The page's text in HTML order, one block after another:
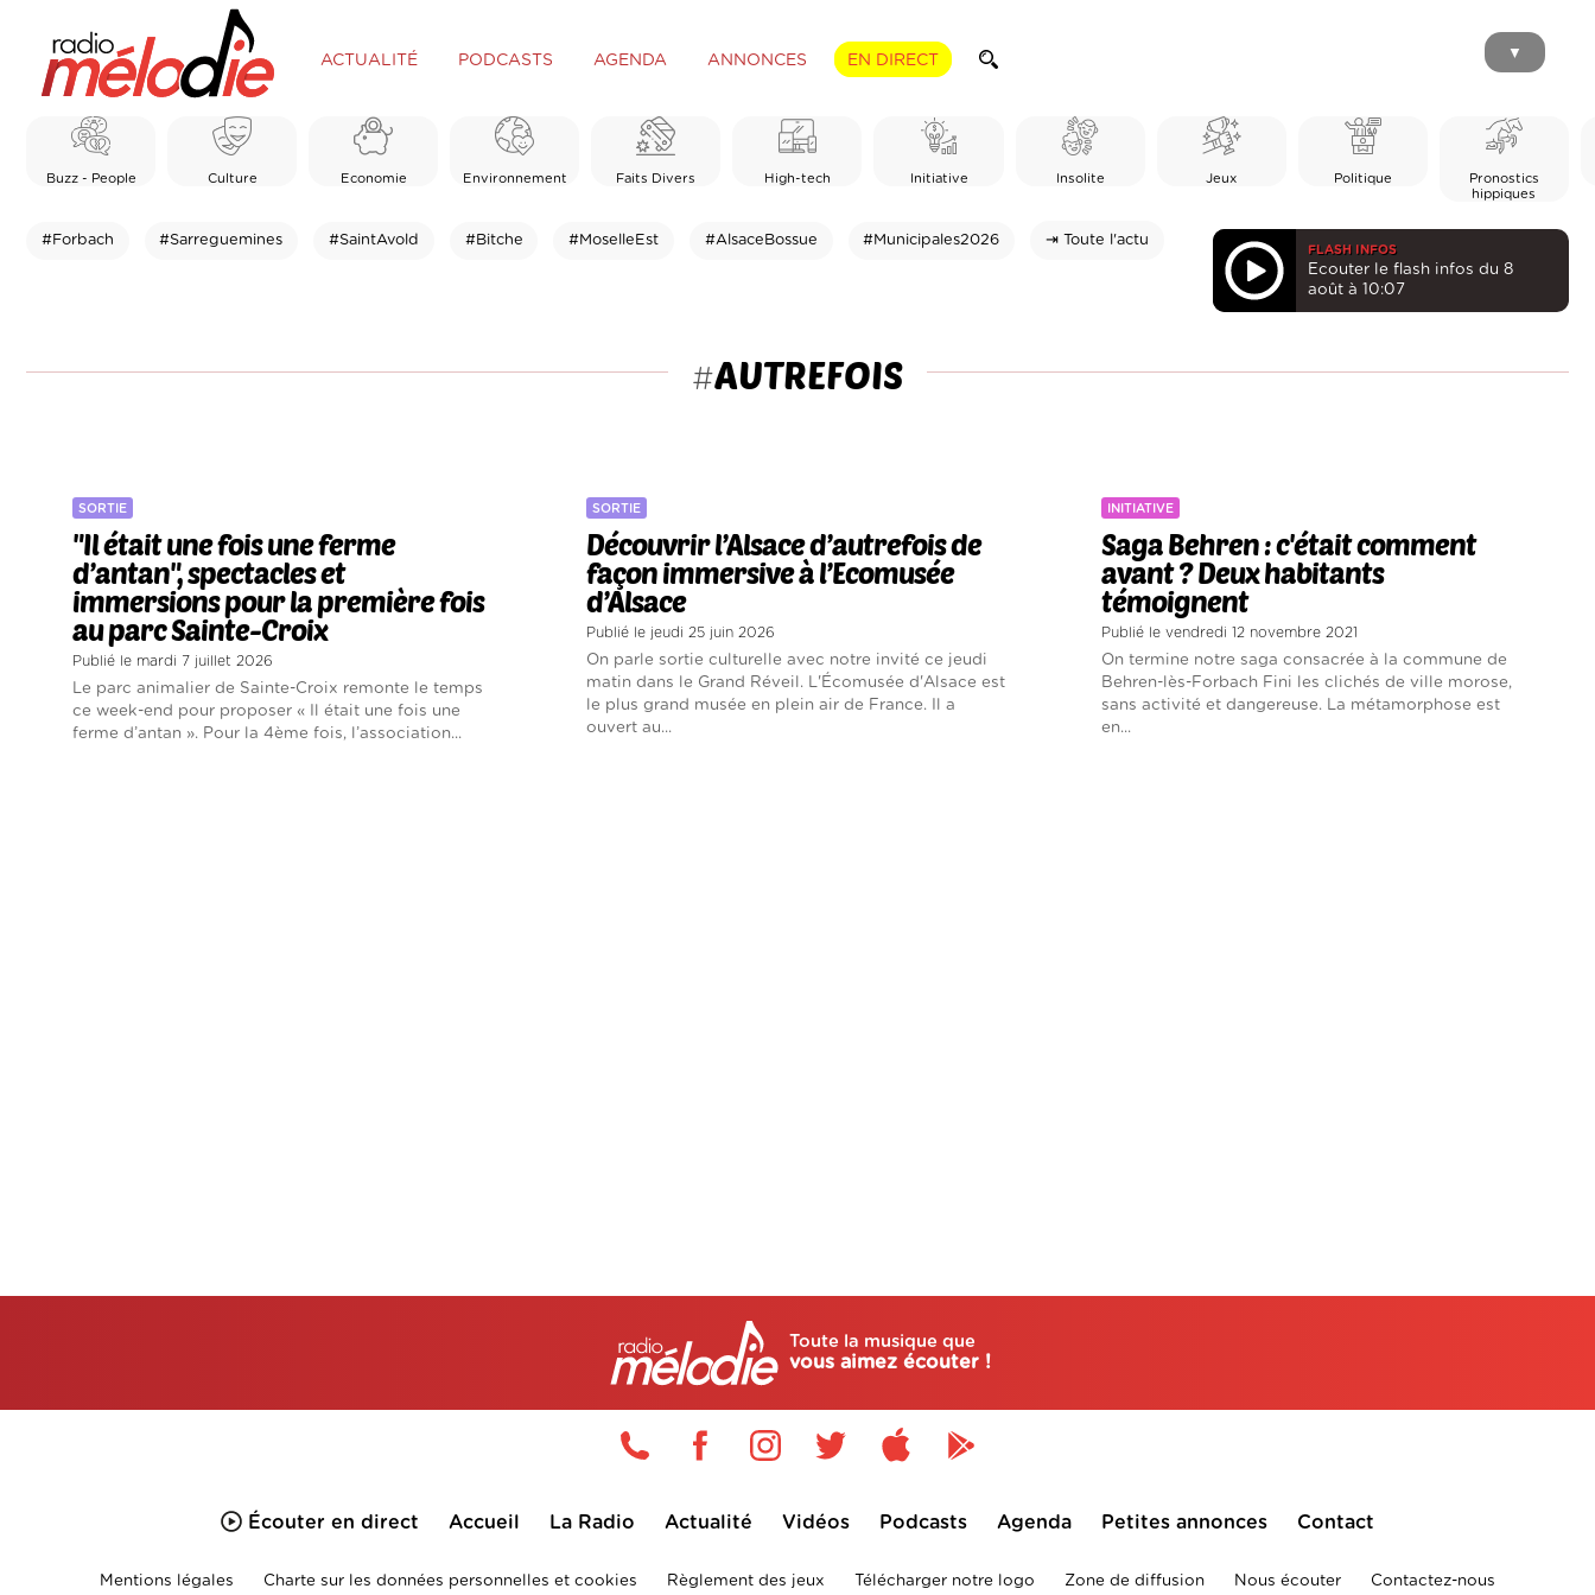
ACTUALITÉ PODCASTS AGENDA ANNONCES EN DIRECT ▼
Buzz - People Culture Economie Environnement Faits Divers High-tech Initiative Insolite Jeux Politique
Pronostics
hippiques
#Forbach #Sarreguemines #SaintAvold #Bitche #MoselleEst #AlsaceBossue #Municipales2026 ⇥ Toute l'actu
FLASH INFOS
Ecouter le flash infos du 8
août à 10:07
#AUTREFOIS
SORTIE
"Il était une fois une ferme
d’antan", spectacles et
immersions pour la première fois
au parc Sainte-Croix
Publié le mardi 7 juillet 2026
Le parc animalier de Sainte-Croix remonte le temps
ce week-end pour proposer « Il était une fois une
ferme d’antan ». Pour la 4ème fois, l’association...
SORTIE
Découvrir l’Alsace d’autrefois de
façon immersive à l’Ecomusée
d’Alsace
Publié le jeudi 25 juin 2026
On parle sortie culturelle avec notre invité ce jeudi
matin dans le Grand Réveil. L'Écomusée d'Alsace est
le plus grand musée en plein air de France. Il a
ouvert au...
INITIATIVE
Saga Behren : c'était comment
avant ? Deux habitants
témoignent
Publié le vendredi 12 novembre 2021
On termine notre saga consacrée à la commune de
Behren-lès-Forbach Fini les clichés de ville morose,
sans activité et dangereuse. La métamorphose est
en...
Toute la musique que
vous aimez écouter !
Écouter en direct Accueil La Radio Actualité Vidéos Podcasts Agenda Petites annonces Contact
Mentions légales Charte sur les données personnelles et cookies Règlement des jeux Télécharger notre logo Zone de diffusion Nous écouter Contactez-nous